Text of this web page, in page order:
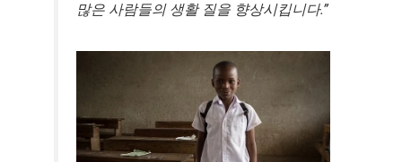
많은 사람들의 생활 질을 향상시킵니다.”